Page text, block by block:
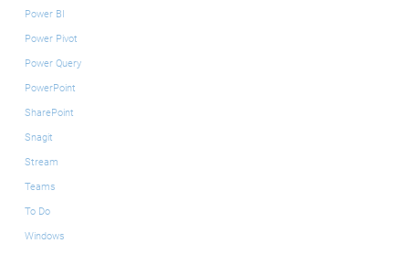
Power BI
Power Pivot
Power Query
PowerPoint
SharePoint
Snagit
Stream
Teams
To Do
Windows